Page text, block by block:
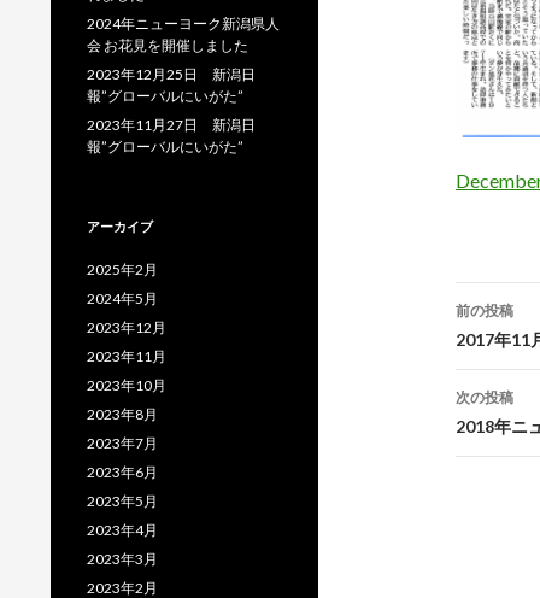
投
稿
ナ
ビ
前の投稿
2017年11
次の投稿
2018年ニ
2024年ニューヨーク新潟県人
会 お花見を開催しました
2023年12月25日 新潟日
報”グローバルにいがた”
2023年11月27日 新潟日
報”グローバルにいがた”
アーカイブ
2025年2月
2024年5月
2023年12月
2023年11月
2023年10月
2023年8月
2023年7月
2023年6月
2023年5月
2023年4月
2023年3月
2023年2月